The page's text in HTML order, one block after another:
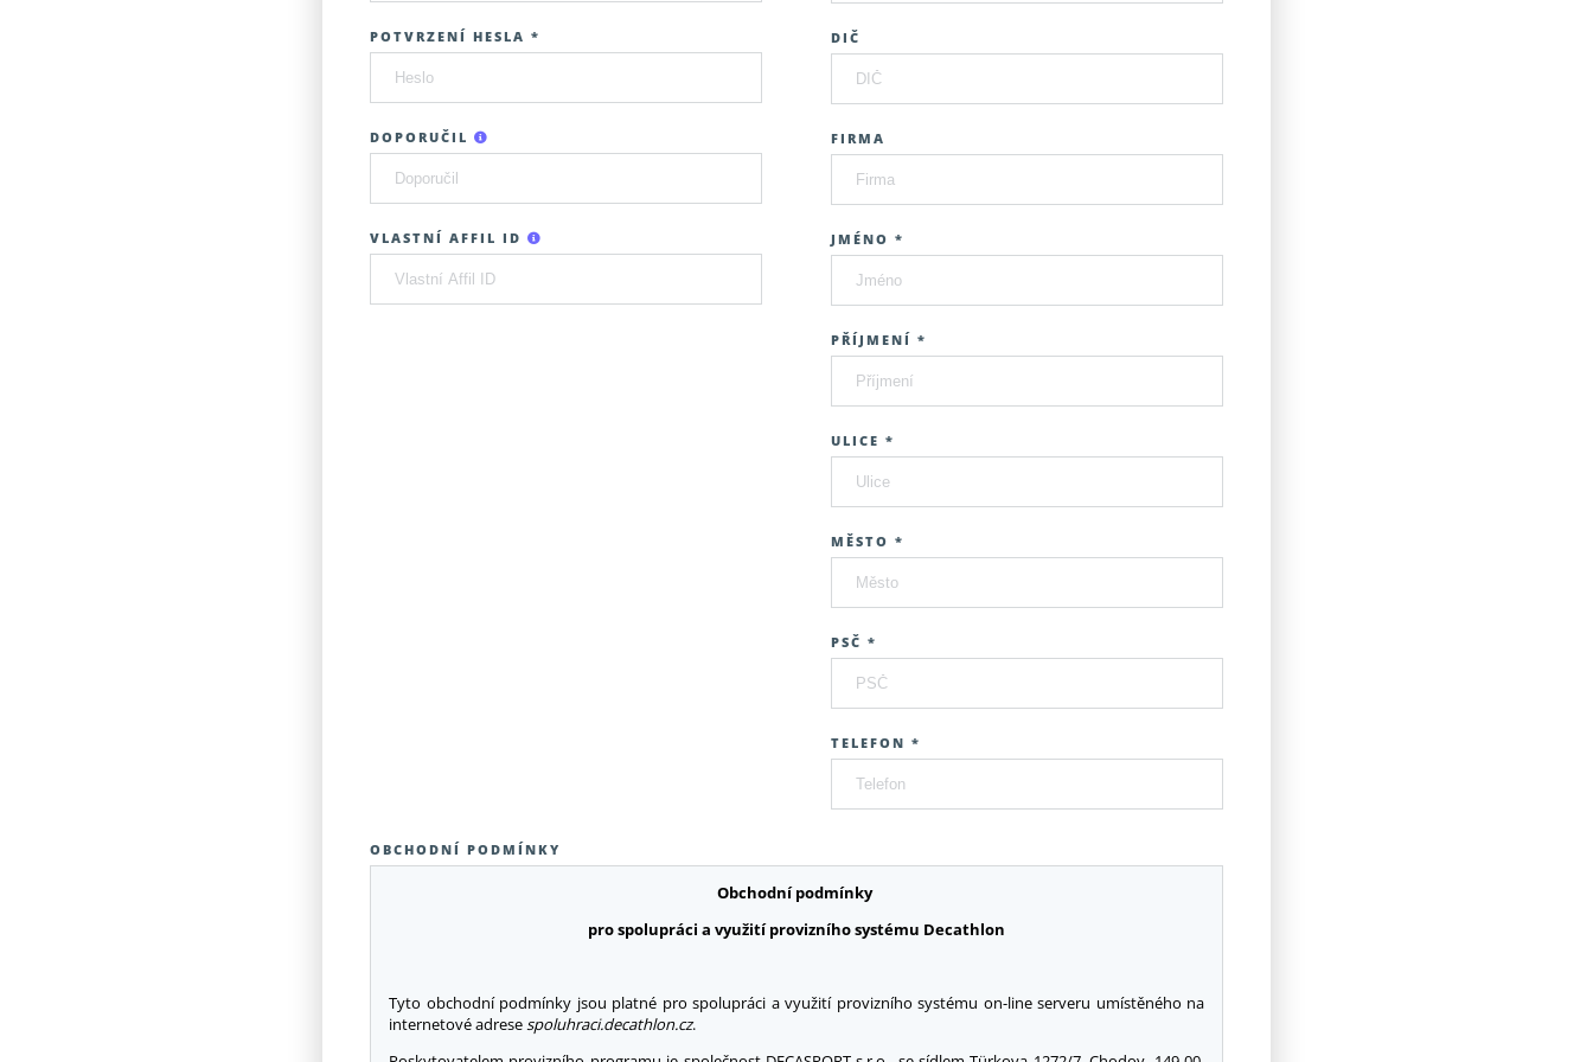
POTVRZENÍ HESLA *
DOPORUČIL
VLASTNÍ AFFIL ID
DIČ
FIRMA
JMÉNO *
PŘÍJMENÍ *
ULICE *
MĚSTO *
PSČ *
TELEFON *
OBCHODNÍ PODMÍNKY
Obchodní podmínky
pro spolupráci a využití provizního systému Decathlon
Tyto obchodní podmínky jsou platné pro spolupráci a využití provizního systému on-line serveru umístěného na
internetové adresespoluhraci.decathlon.cz.